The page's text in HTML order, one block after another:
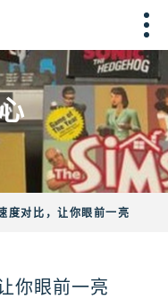
度对比，让你眼前一亮
你眼前一亮